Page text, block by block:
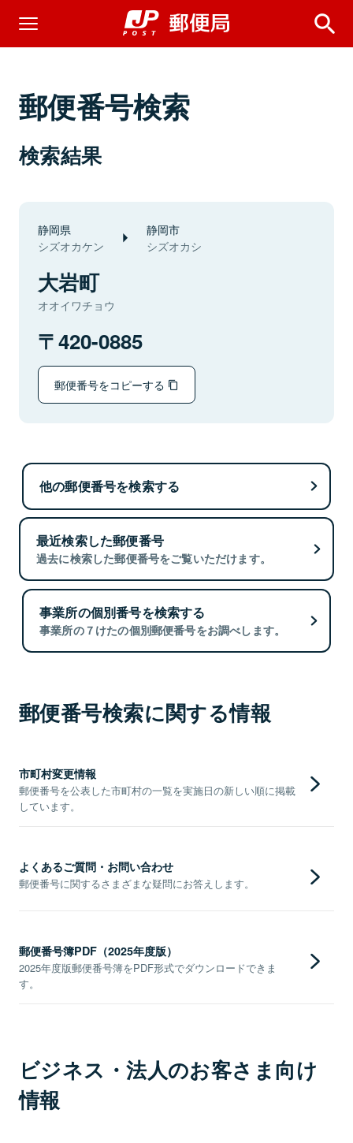
郵便番号検索
検索結果
静岡県
シズオカケン
静岡市
シズオカシ
大岩町
オオイワチョウ
420-0885
郵便番号をコピーする
他の郵便番号を検索する
最近検索した郵便番号
過去に検索した郵便番号をご覧いただけます。
事業所の個別番号を検索する
事業所の７けたの個別郵便番号をお調べします。
郵便番号検索に関する情報
市町村変更情報
郵便番号を公表した市町村の一覧を実施日の新しい順に掲載
しています。
よくあるご質問・お問い合わせ
郵便番号に関するさまざまな疑問にお答えします。
郵便番号簿PDF（2025年度版）
2025年度版郵便番号簿をPDF形式でダウンロードできま
す。
ビジネス・法人のお客さま向け
情報